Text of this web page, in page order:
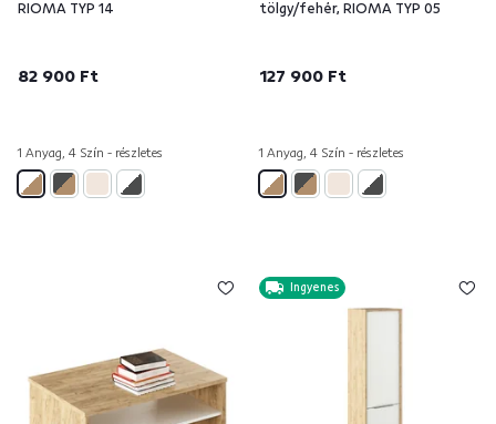
RIOMA TYP 14
82 900 Ft
1 Anyag, 4 Szín - részletes
tölgy/fehér, RIOMA TYP 05
127 900 Ft
1 Anyag, 4 Szín - részletes
Ingyenes